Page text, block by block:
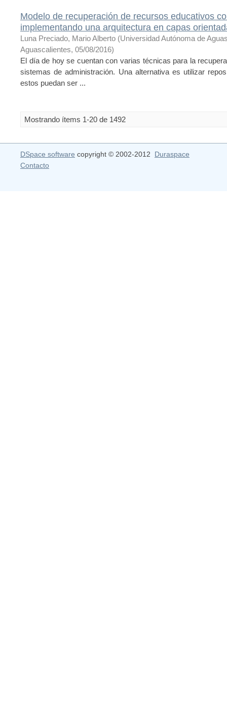
Modelo de recuperación de recursos educativos
implementando una arquitectura en capas
Luna Preciado, Mario Alberto (Universidad Autónoma de
Aguascalientes, 05/08/2016)
El día de hoy se cuentan con varias técnicas para la
sistemas de administración. Una alternativa es utilizar
estos puedan ser ...
Mostrando ítems 1-20 de 1492
DSpace software copyright © 2002-2012 Duraspace
Contacto